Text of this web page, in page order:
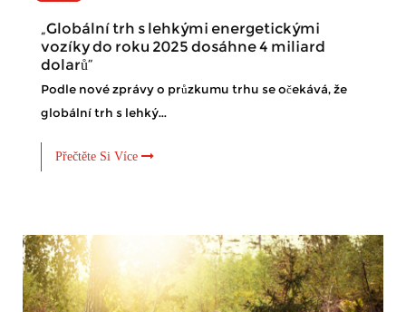
„Globální trh s lehkými energetickými
vozíky do roku 2025 dosáhne 4 miliard
dolarů“
Podle nové zprávy o průzkumu trhu se očekává, že
globální trh s lehký...
Přečtěte Si Více